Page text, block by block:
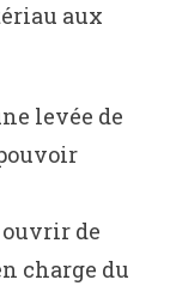
aux
levée de
de
charge du